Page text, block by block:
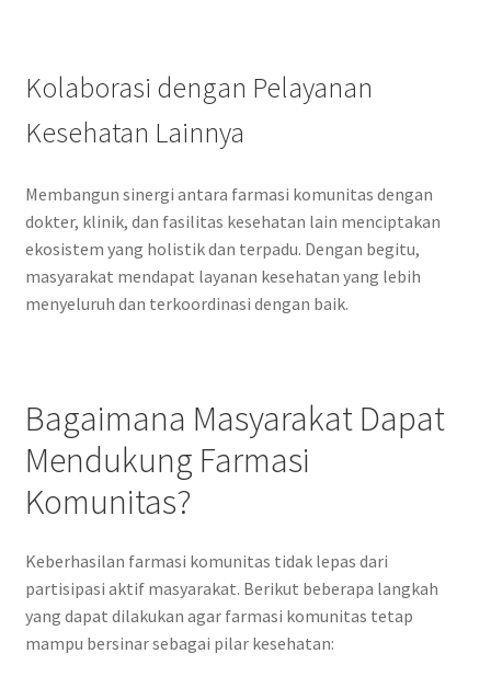
Kolaborasi dengan Pelayanan
Kesehatan Lainnya
Membangun sinergi antara farmasi komunitas dengan
dokter, klinik, dan fasilitas kesehatan lain menciptakan
ekosistem yang holistik dan terpadu. Dengan begitu,
masyarakat mendapat layanan kesehatan yang lebih
menyeluruh dan terkoordinasi dengan baik.
Bagaimana Masyarakat Dapat
Mendukung Farmasi
Komunitas?
Keberhasilan farmasi komunitas tidak lepas dari
partisipasi aktif masyarakat. Berikut beberapa langkah
yang dapat dilakukan agar farmasi komunitas tetap
mampu bersinar sebagai pilar kesehatan: